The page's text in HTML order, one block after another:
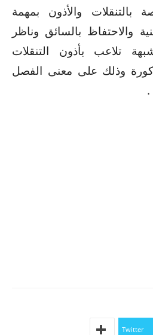
بالتنقلات والأذون بمهمة
والاحتفاظ بالسائق وناظر
تلاعب بأذون التنقلات
وذلك على معنى الفصل
Twitter